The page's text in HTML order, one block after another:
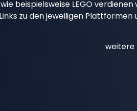
beispielsweise LEGO verdienen
zu den jeweiligen Plattformen
weitere